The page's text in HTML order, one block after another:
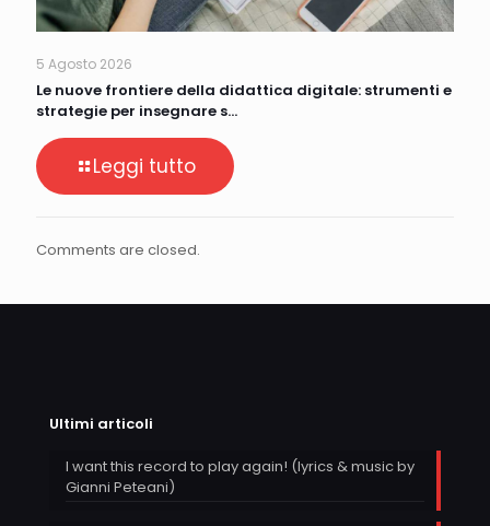
5 Agosto 2026
Le nuove frontiere della didattica digitale: strumenti e
strategie per insegnare s…
Leggi tutto
Comments are closed.
Ultimi articoli
I want this record to play again! (lyrics & music by
Gianni Peteani)